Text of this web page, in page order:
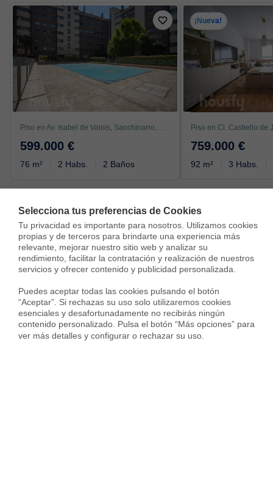
Selecciona tus preferencias de Cookies
Tu privacidad es importante para nosotros. Utilizamos cookies
propias y de terceros para brindarte una experiencia más
relevante, mejorar nuestro sitio web y analizar su
rendimiento, facilitar la contratación y realización de nuestros
servicios y ofrecer contenido y publicidad personalizada.
Puedes aceptar todas las cookies pulsando el botón
“Aceptar”. Si rechazas su uso solo utilizaremos cookies
esenciales y desafortunadamente no recibirás ningún
contenido personalizado. Pulsa el botón “Más opciones” para
ver más detalles y configurar o rechazar su uso.
599.000 €
76 m² 2 Habs. 2 Baños
¡Nueva!
759.000 €
92 m² 3 Habs.
Vivir en Virgen del Cortijo - Manoteras
Top distritos en la ciudad de Madrid Top ciudades en
Venta Viviendas en Centro
Venta Viviendas en Chamberí